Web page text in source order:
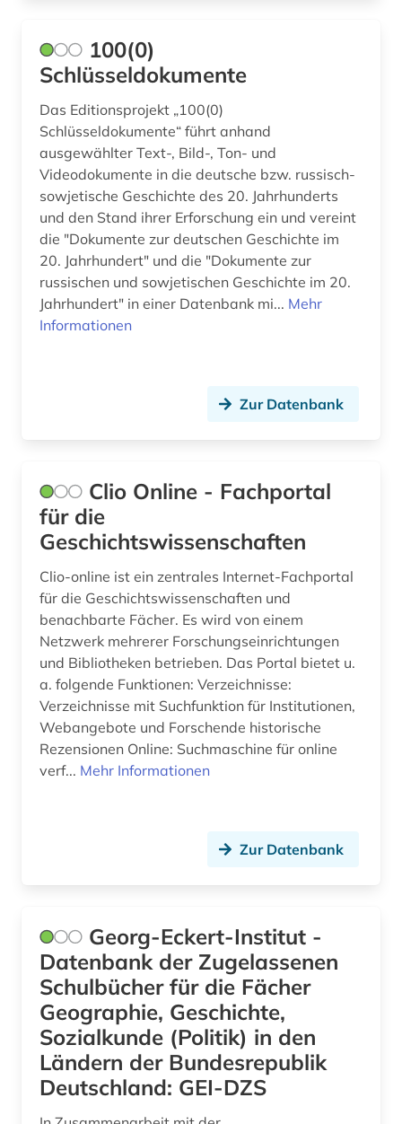
dokument (4)
dokumentarfilm (1)
donezk (ukraine) (1)
dorf (1)
drente (1)
dresden (1)
druckwerk (2)
dynastie (2)
dänemark (113)
dänisch-hallische mission (1)
dønna (1)
e-learning (1)
east india company (1)
einheitsübersetzung (1)
einrichtung (1)
einsprachiges wörterbuch (1)
einwanderung (4)
einwohnermelderegister (1)
100(0)
Schlüsseldokumente
Das Editionsprojekt „100(0)
Schlüsseldokumente“ führt anhand
ausgewählter Text-, Bild-, Ton- und
Videodokumente in die deutsche bzw. russisch-
sowjetische Geschichte des 20. Jahrhunderts
und den Stand ihrer Erforschung ein und vereint
die "Dokumente zur deutschen Geschichte im
20. Jahrhundert" und die "Dokumente zur
russischen und sowjetischen Geschichte im 20.
Jahrhundert" in einer Datenbank mi... Mehr
Informationen
Zur Datenbank
Clio Online - Fachportal
für die
Geschichtswissenschaften
Clio-online ist ein zentrales Internet-Fachportal
für die Geschichtswissenschaften und
benachbarte Fächer. Es wird von einem
Netzwerk mehrerer Forschungseinrichtungen
und Bibliotheken betrieben. Das Portal bietet u.
a. folgende Funktionen: Verzeichnisse:
Verzeichnisse mit Suchfunktion für Institutionen,
Webangebote und Forschende historische
Rezensionen Online: Suchmaschine für online
verf... Mehr Informationen
Zur Datenbank
Georg-Eckert-Institut -
Datenbank der Zugelassenen
Schulbücher für die Fächer
Geographie, Geschichte,
Sozialkunde (Politik) in den
Ländern der Bundesrepublik
Deutschland: GEI-DZS